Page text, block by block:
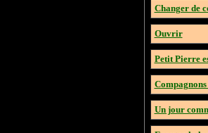
Changer de
Ouvrir
Petit Pierre
Un jour